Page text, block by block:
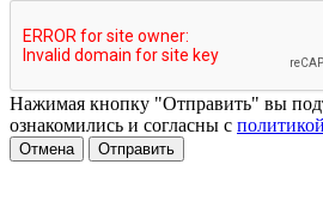
Нажимая кнопку "Отправить" вы
ознакомились и согласны с
Отмена Отправить